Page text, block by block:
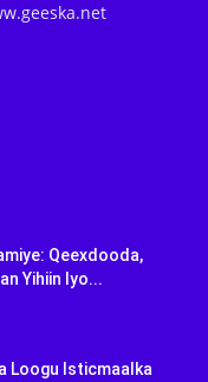
Qeexdooda,
Yihiin Iyo...
Loogu Isticmaalka